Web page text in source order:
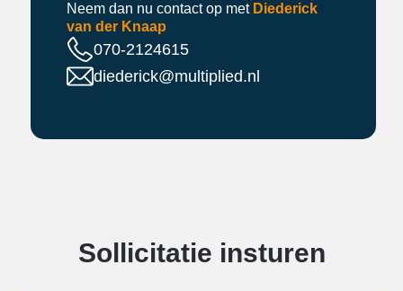
Neem dan nu contact op met Diederick
van der Knaap
070-2124615
diederick@multiplied.nl
Sollicitatie insturen